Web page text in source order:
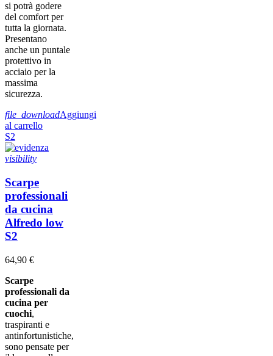
si potrà godere
del comfort per
tutta la giornata.
Presentano
anche un puntale
protettivo in
acciaio per la
massima
sicurezza.
file_downloadAggiungi
al carrello
S2
visibility
Scarpe
professionali
da cucina
Alfredo low
S2
64,90 €
Scarpe
professionali da
cucina per
cuochi,
traspiranti e
antinfortunistiche,
sono pensate per